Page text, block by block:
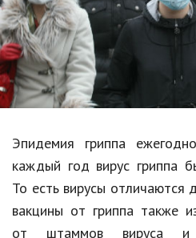
В мире
Культура
Авто, мото
Знаменитости
Статьи
Эпидемия гриппа
каждый год вирус гриппа
То есть вирусы отличаются
вакцины от гриппа также
от штаммов вируса